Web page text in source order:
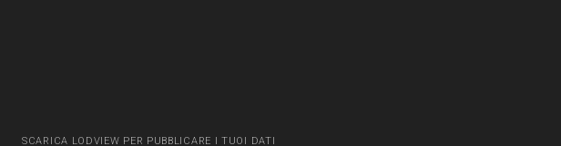
SCARICA LODVIEW PER PUBBLICARE I TUOI DATI